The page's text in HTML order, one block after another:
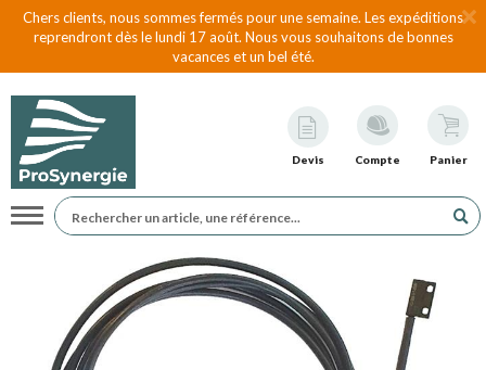
Chers clients, nous sommes fermés pour une semaine. Les expéditions
reprendront dès le lundi 17 août. Nous vous souhaitons de bonnes
vacances et un bel été.
Devis Compte Panier
Navigation